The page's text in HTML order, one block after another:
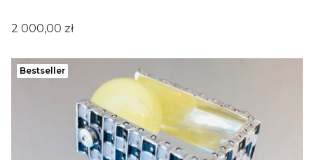
Cena
2 000,00 zł
Bestseller